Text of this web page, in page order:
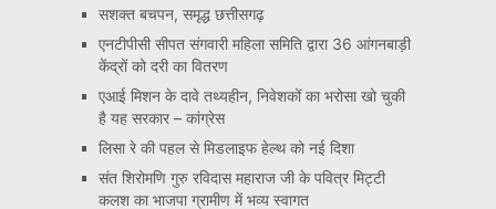
सशक्त बचपन, समृद्ध छत्तीसगढ़
एनटीपीसी सीपत संगवारी महिला समिति द्वारा 36 आंगनबाड़ी
केंद्रों को दरी का वितरण
एआई मिशन के दावे तथ्यहीन, निवेशकों का भरोसा खो चुकी
है यह सरकार – कांग्रेस
लिसा रे की पहल से मिडलाइफ हेल्थ को नई दिशा
संत शिरोमणि गुरु रविदास महाराज जी के पवित्र मिट्टी
कलश का भाजपा ग्रामीण में भव्य स्वागत